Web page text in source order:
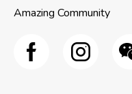
Amazing Community